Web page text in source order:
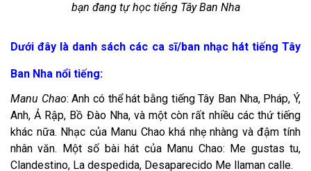
bạn đang tự học tiếng Tây Ban Nha
Dưới đây là danh sách các ca sĩ/ban nhạc hát tiếng Tây
Ban Nha nổi tiếng:
Manu Chao: Anh có thể hát bằng tiếng Tây Ban Nha, Pháp, Ý,
Anh, Ả Rập, Bồ Đào Nha, và một còn rất nhiều các thứ tiếng
khác nữa. Nhạc của Manu Chao khá nhẹ nhàng và đậm tính
nhân văn. Một số bài hát của Manu Chao: Me gustas tu,
Clandestino, La despedida, Desaparecido Me llaman calle.